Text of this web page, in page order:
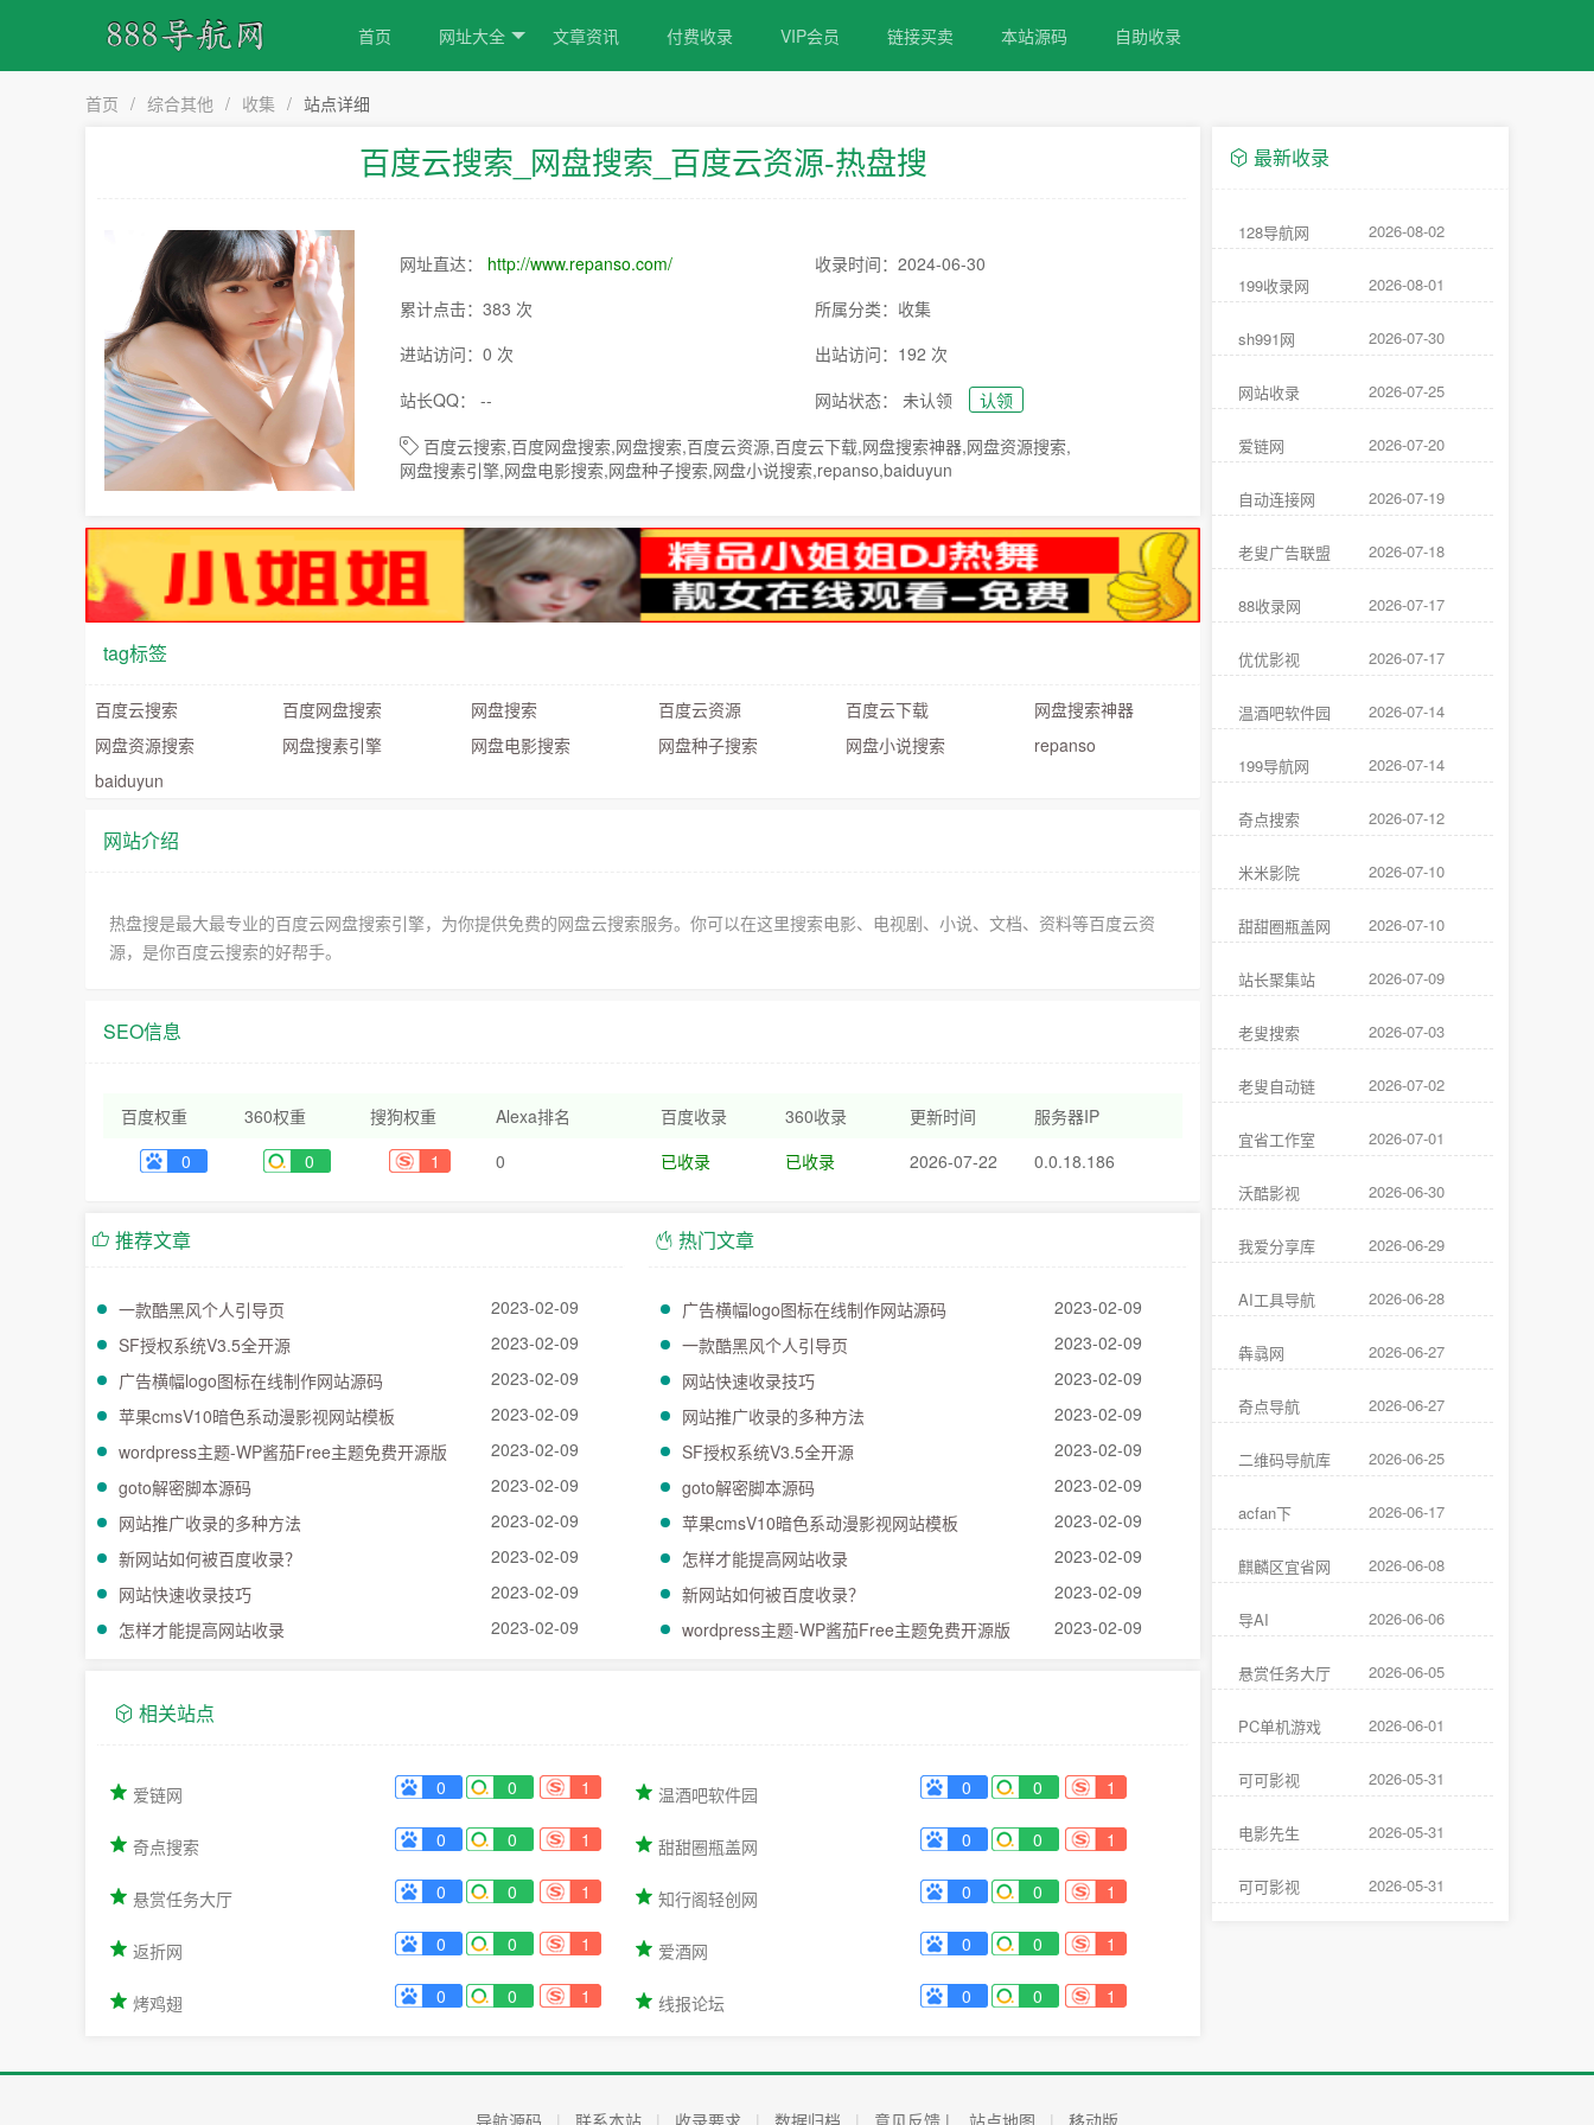
首页 网址大全 文章资讯 付费收录 VIP会员 链接买卖 本站源码 自助收录
首页 / 综合其他 / 收集 / 站点详细
百度云搜索_网盘搜索_百度云资源-热盘搜
网址直达： http://www.repanso.com/
收录时间：2024-06-30
累计点击：383 次
所属分类：收集
进站访问：0 次
出站访问：192 次
站长QQ： --
网站状态： 未认领
认领
百度云搜索,百度网盘搜索,网盘搜索,百度云资源,百度云下载,网盘搜索神器,网盘资源搜索,
网盘搜素引擎,网盘电影搜索,网盘种子搜索,网盘小说搜索,repanso,baiduyun
tag标签
百度云搜索 百度网盘搜索 网盘搜索 百度云资源 百度云下载
网盘搜索神器
网盘资源搜索
网盘搜素引擎 网盘电影搜索 网盘种子搜索 网盘小说搜索
repanso
baiduyun
网站介绍
热盘搜是最大最专业的百度云网盘搜索引擎，为你提供免费的网盘云搜索服务。你可以在这里搜索电影、电视剧、小说、文档、资料等百度云资
源，是你百度云搜索的好帮手。
SEO信息
百度权重 360权重 搜狗权重 Alexa排名 百度收录 360收录 更新时间
服务器IP
0
0 1 0 已收录 已收录 2026-07-22 0.0.18.186
推荐文章
一款酷黑风个人引导页
2023-02-09
SF授权系统V3.5全开源
2023-02-09
广告横幅logo图标在线制作网站源码
2023-02-09
苹果cmsV10暗色系动漫影视网站模板
2023-02-09
wordpress主题-WP酱茄Free主题免费开源版
2023-02-09
goto解密脚本源码
2023-02-09
网站推广收录的多种方法
2023-02-09
新网站如何被百度收录？
2023-02-09
网站快速收录技巧
2023-02-09
怎样才能提高网站收录
2023-02-09
热门文章
广告横幅logo图标在线制作网站源码
2023-02-09
一款酷黑风个人引导页
2023-02-09
网站快速收录技巧
2023-02-09
网站推广收录的多种方法
2023-02-09
SF授权系统V3.5全开源
2023-02-09
goto解密脚本源码
2023-02-09
苹果cmsV10暗色系动漫影视网站模板
2023-02-09
怎样才能提高网站收录
2023-02-09
新网站如何被百度收录？
2023-02-09
wordpress主题-WP酱茄Free主题免费开源版
2023-02-09
相关站点
爱链网 1
0
0 温酒吧软件园 1
0
0
奇点搜索 1
0
0 甜甜圈瓶盖网 1
0
0
悬赏任务大厅 1
0
0 知行阁轻创网 1
0
0
返折网 1
0
0 爱酒网 1
0
0
烤鸡翅 1
0
0 线报论坛 1
0
0
最新收录
128导航网 2026-08-02
199收录网 2026-08-01
sh991网 2026-07-30
网站收录 2026-07-25
爱链网 2026-07-20
自动连接网 2026-07-19
老叟广告联盟 2026-07-18
88收录网 2026-07-17
优优影视 2026-07-17
温酒吧软件园 2026-07-14
199导航网 2026-07-14
奇点搜索 2026-07-12
米米影院 2026-07-10
甜甜圈瓶盖网 2026-07-10
站长聚集站 2026-07-09
老叟搜索 2026-07-03
老叟自动链 2026-07-02
宜省工作室 2026-07-01
沃酷影视 2026-06-30
我爱分享库 2026-06-29
AI工具导航 2026-06-28
犇骉网 2026-06-27
奇点导航 2026-06-27
二维码导航库 2026-06-25
acfan下 2026-06-17
麒麟区宜省网 2026-06-08
导AI 2026-06-06
悬赏任务大厅 2026-06-05
PC单机游戏 2026-06-01
可可影视 2026-05-31
电影先生 2026-05-31
可可影视 2026-05-31
导航源码 | 联系本站 | 收录要求 | 数据归档 | 意见反馈 | 站点地图 | 移动版